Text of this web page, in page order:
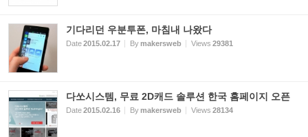
기다리던 우분투폰, 마침내 나왔다
Date2015.02.17 Bymakersweb Views 29381
다쏘시스템, 무료 2D캐드 솔루션 한국 홈페이지 오픈
Date2015.02.16 Bymakersweb Views 28134